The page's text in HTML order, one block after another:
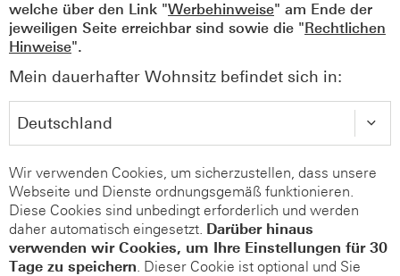
welche über den Link "Werbehinweise" am Ende der
jeweiligen Seite erreichbar sind sowie die "Rechtlichen
Hinweise".
Mein dauerhafter Wohnsitz befindet sich in:
Wir verwenden Cookies, um sicherzustellen, dass unsere
Webseite und Dienste ordnungsgemäß funktionieren.
Diese Cookies sind unbedingt erforderlich und werden
daher automatisch eingesetzt. Darüber hinaus
verwenden wir Cookies, um Ihre Einstellungen für 30
Tage zu speichern. Dieser Cookie ist optional und Sie